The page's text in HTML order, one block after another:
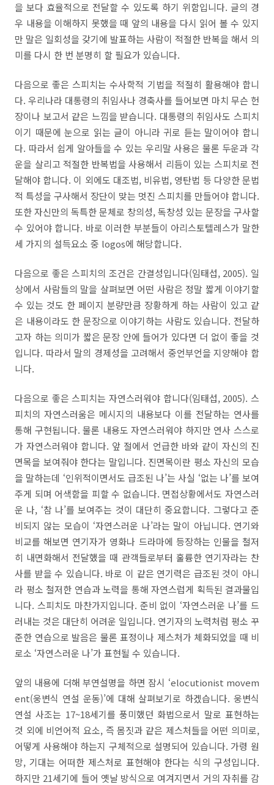
을 보다 효율적으로 전달할 수 있도록 하기 위함입니다. 글의 경
우 내용을 이해하지 못했을 때 앞의 내용을 다시 읽어 볼 수 있지
만 말은 일회성을 갖기에 발표하는 사람이 적절한 반복을 해서 의
미를 다시 한 번 분명히 할 필요가 있습니다.
다음으로 좋은 스피치는 수사학적 기법을 적절히 활용해야 합니
다. 우리나라 대통령의 취임사나 경축사를 들어보면 마치 무슨 헌
장이나 보고서 같은 느낌을 받습니다. 대통령의 취임사도 스피치
이기 때문에 눈으로 읽는 글이 아니라 귀로 듣는 말이어야 합니
다. 따라서 쉽게 알아들을 수 있는 우리말 사용은 물론 두운과 각
운을 살리고 적절한 반복법을 사용해서 리듬이 있는 스피치로 전
달해야 합니다. 이 외에도 대조법, 비유법, 영탄법 등 다양한 문법
적 특성을 구사해서 장단이 맞는 멋진 스피치를 만들어야 합니다.
또한 자신만의 독특한 문체로 창의성,독창성 있는 문장을 구사할
수 있어야 합니다. 바로 이러한 부분들이 아리스토텔레스가 말한
세 가지의 설득요소 중 logos에 해당합니다.
다음으로 좋은 스피치의 조건은 간결성입니다(임태섭, 2005). 일
상에서 사람들의 말을 살펴보면 어떤 사람은 정말 짧게 이야기할
수 있는 것도 한 페이지 분량만큼 장황하게 하는 사람이 있고 같
은 내용이라도 한 문장으로 이야기하는 사람도 있습니다. 전달하
고자 하는 의미가 짧은 문장 안에 들어가 있다면 더 없이 좋을 것
입니다. 따라서 말의 경제성을 고려해서 중언부언을 지양해야 합
니다.
다음으로 좋은 스피치는 자연스러워야 합니다(임태섭, 2005).스
피치의 자연스러움은 메시지의 내용보다 이를 전달하는 연사를
통해 구현됩니다.물론 내용도 자연스러워야 하지만 연사 스스로
가 자연스러워야 합니다. 앞 절에서 언급한 바와 같이 자신의 진
면목을 보여줘야 한다는 말입니다. 진면목이란 평소 자신의 모습
을 말하는데 ‘인위적이면서도 급조된 나’는 사실 ‘없는 나’를 보여
주게 되며 어색함을 피할 수 없습니다. 면접상황에서도 자연스러
운 나, ‘참 나’를 보여주는 것이 대단히 중요합니다. 그렇다고 준
비되지 않는 모습이 ‘자연스러운 나’라는 말이 아닙니다. 연기와
비교를 해보면 연기자가 영화나 드라마에 등장하는 인물을 철저
히 내면화해서 전달했을 때 관객들로부터 훌륭한 연기자라는 찬
사를 받을 수 있습니다. 바로 이 같은 연기력은 급조된 것이 아니
라 평소 철저한 연습과 노력을 통해 자연스럽게 획득된 결과물입
니다. 스피치도 마찬가지입니다. 준비 없이 ‘자연스러운 나’를 드
러내는 것은 대단히 어려운 일입니다. 연기자의 노력처럼 평소 꾸
준한 연습으로 발음은 물론 표정이나 제스처가 체화되었을 때 비
로소 ‘자연스러운 나’가 표현될 수 있습니다.
앞의 내용에 더해 부연설명을 하면 잠시 ‘elocutionist movem
ent(웅변식 연설 운동)’에 대해 살펴보기로 하겠습니다.웅변식
연설 사조는 17~18세기를 풍미했던 화법으로서 말로 표현하는
것 외에 비언어적 요소, 즉 몸짓과 같은 제스처들을 어떤 의미로,
어떻게 사용해야 하는지 구체적으로 설명되어 있습니다.가령 원
망, 기대는 어떠한 제스처로 표현해야 한다는 식의 구성입니다.
하지만 21세기에 들어 옛날 방식으로 여겨지면서 거의 자취를 감